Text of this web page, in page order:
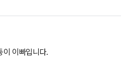
이빠입니다.